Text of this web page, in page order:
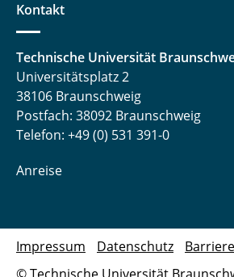
Kontakt
Technische Universität
Universitätsplatz 2
38106 Braunschweig
Postfach: 38092 Braunschweig
Telefon: +49 (0) 531 391-0
Anreise
Impressum Datenschutz